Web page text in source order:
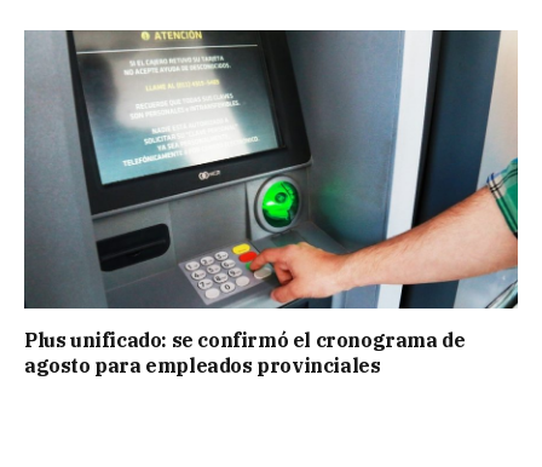
Plus unificado: se confirmó el cronograma de
agosto para empleados provinciales